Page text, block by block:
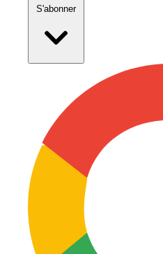
S'abonner